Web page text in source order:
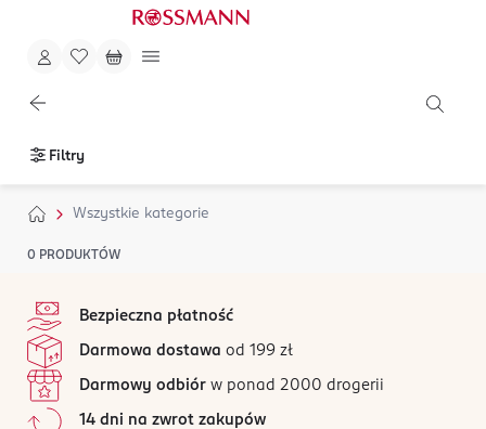
Filtry
Wszystkie kategorie
0 PRODUKTÓW
Bezpieczna płatność
Darmowa dostawa od 199 zł
Darmowy odbiór w ponad 2000 drogerii
14 dni na zwrot zakupów